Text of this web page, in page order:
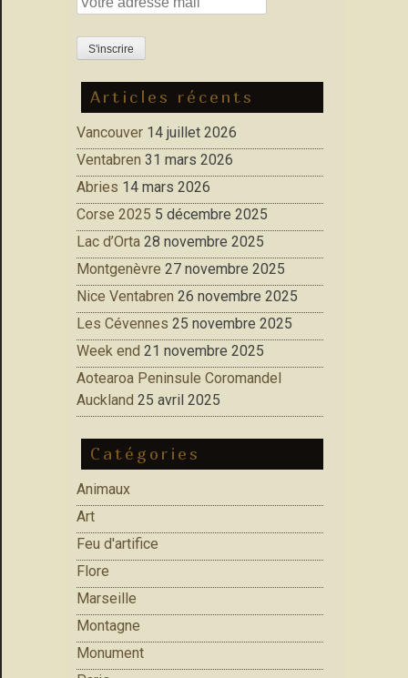
Articles récents
Vancouver 14 juillet 2026
Ventabren 31 mars 2026
Abries 14 mars 2026
Corse 2025 5 décembre 2025
Lac d’Orta 28 novembre 2025
Montgenèvre 27 novembre 2025
Nice Ventabren 26 novembre 2025
Les Cévennes 25 novembre 2025
Week end 21 novembre 2025
Aotearoa Peninsule Coromandel
Auckland 25 avril 2025
Catégories
Animaux
Art
Feu d'artifice
Flore
Marseille
Montagne
Monument